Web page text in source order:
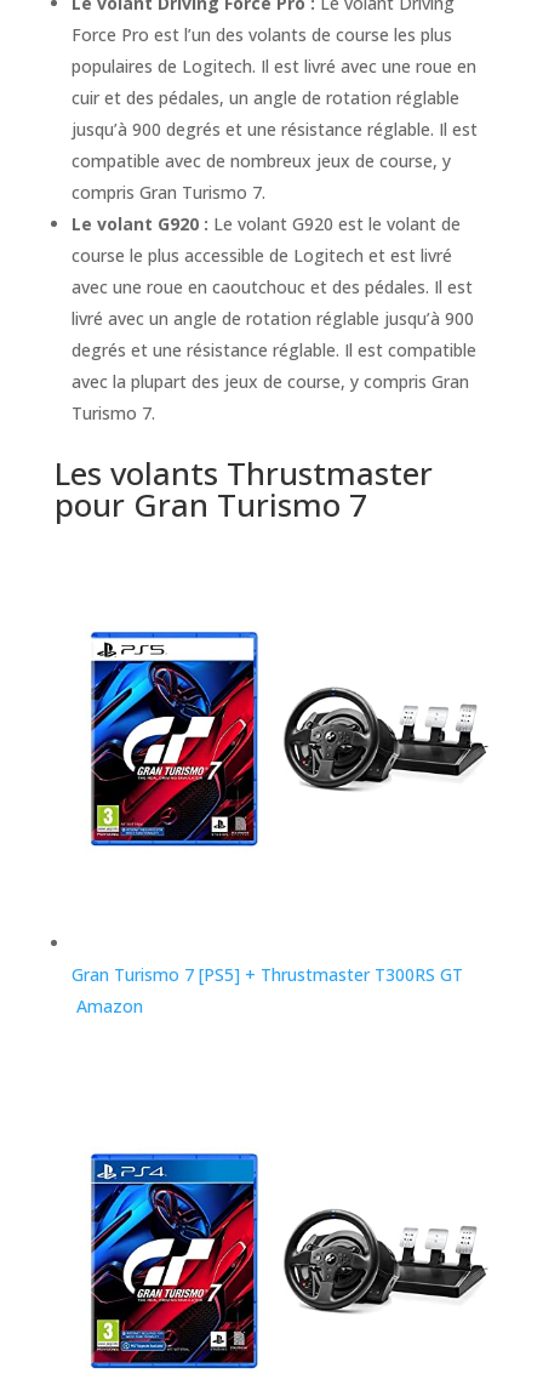
Force Pro est l’un des volants de course les plus
populaires de Logitech. Il est livré avec une roue en
cuir et des pédales, un angle de rotation réglable
jusqu’à 900 degrés et une résistance réglable. Il est
compatible avec de nombreux jeux de course, y
compris Gran Turismo 7.
Le volant G920 : Le volant G920 est le volant de
course le plus accessible de Logitech et est livré
avec une roue en caoutchouc et des pédales. Il est
livré avec un angle de rotation réglable jusqu’à 900
degrés et une résistance réglable. Il est compatible
avec la plupart des jeux de course, y compris Gran
Turismo 7.
Les volants Thrustmaster
pour Gran Turismo 7
Gran Turismo 7 [PS5] + Thrustmaster T300RS GT